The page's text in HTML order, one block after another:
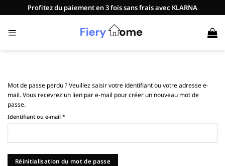
au
Profitez du paiement en 3 fois sans frais avec KLARNA
Mot de passe perdu ? Veuillez saisir votre identifiant ou votre adresse e-
mail. Vous recevrez un lien par e-mail pour créer un nouveau mot de
passe.
Identifiant ou e-mail *Obligatoire
Réinitialisation du mot de passe